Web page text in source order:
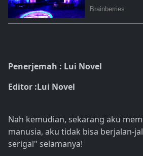
Penerjemah : Lui Novel
Editor :Lui Novel
Nah kemudian, sekarang aku
manusia, aku tidak bisa berjalan-
serigal" selamanya!